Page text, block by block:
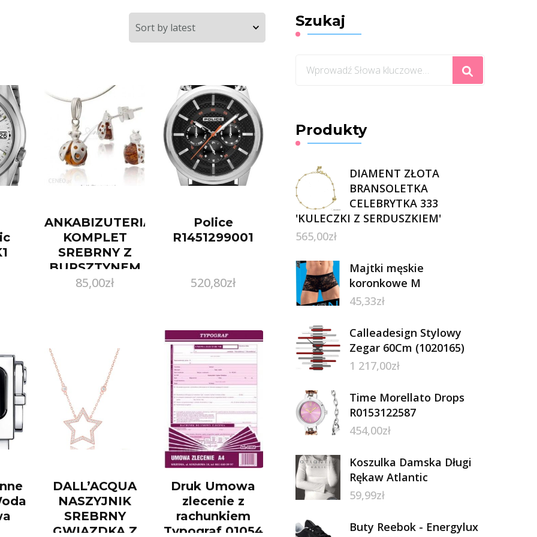
ANKABIZUTERIA.PL
KOMPLET
SREBRNY Z
BURSZTYNEM
DLA
85,00zł
Police
R1451299001
520,80zł
DALL’ACQUA
NASZYJNIK
SREBRNY
GWIAZDKA Z
Druk Umowa
zlecenie z
rachunkiem
Typograf 01054
Szukaj
Szukasz
Produkty
DIAMENT ZŁOTA
BRANSOLETKA
CELEBRYTKA 333
'KULECZKI Z SERDUSZKIEM'
565,00zł
Majtki męskie
koronkowe M
45,33zł
Calleadesign Stylowy
Zegar 60Cm (1020165)
1 217,00zł
Time Morellato Drops
R0153122587
454,00zł
Koszulka Damska Długi
Rękaw Atlantic
59,99zł
Buty Reebok - Energylux